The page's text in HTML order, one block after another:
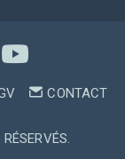
CONTACT